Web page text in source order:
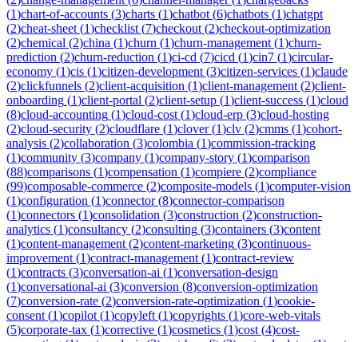
(1)chart-of-accounts (3)charts (1)chatbot (6)chatbots (1)chatgpt
(2)cheat-sheet (1)checklist (7)checkout (2)checkout-optimization
(2)chemical (2)china (1)churn (1)churn-management (1)churn-
prediction (2)churn-reduction (1)ci-cd (7)cicd (1)cin7 (1)circular-
economy (1)cis (1)citizen-development (3)citizen-services (1)claude
(2)clickfunnels (2)client-acquisition (1)client-management (2)client-
onboarding (1)client-portal (2)client-setup (1)client-success (1)cloud
(8)cloud-accounting (1)cloud-cost (1)cloud-erp (3)cloud-hosting
(2)cloud-security (2)cloudflare (1)clover(1)clv (2)cmms (1)cohort-
analysis (2)collaboration (3)colombia (1)commission-tracking
(1)community (3)company (1)company-story (1)comparison
(88)comparisons (1)compensation (1)compiere (2)compliance
(99)composable-commerce (2)composite-models (1)computer-vision
(1)configuration (1)connector(8)connector-comparison
(1)connectors (1)consolidation (3)construction (2)construction-
analytics (1)consultancy (2)consulting (3)containers (3)content
(1)content-management (2)content-marketing (3)continuous-
improvement (1)contract-management (1)contract-review
(1)contracts (3)conversation-ai (1)conversation-design
(1)conversational-ai (3)conversion (8)conversion-optimization
(7)conversion-rate (2)conversion-rate-optimization (1)cookie-
consent (1)copilot (1)copyleft (1)copyrights (1)core-web-vitals
(5)corporate-tax (1)corrective (1)cosmetics (1)cost (4)cost-